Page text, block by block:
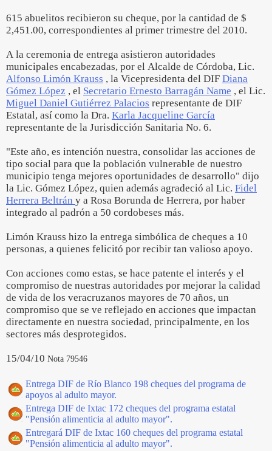
615 abuelitos recibieron su cheque, por la cantidad de $
2,451.00, correspondientes al primer trimestre del 2010.
A la ceremonia de entrega asistieron autoridades
municipales encabezadas, por el Alcalde de Córdoba, Lic.
Alfonso Limón Krauss , la Vicepresidenta del DIF Diana
Gómez López , el Secretario Ernesto Barragán Name , el Lic.
Miguel Daniel Gutiérrez Palacios representante de DIF
Estatal, así como la Dra. Karla Jacqueline García
representante de la Jurisdicción Sanitaria No. 6.
"Este año, es intención nuestra, consolidar las acciones de
tipo social para que la población vulnerable de nuestro
municipio tenga mejores oportunidades de desarrollo" dijo
la Lic. Gómez López, quien además agradeció al Lic. Fidel
Herrera Beltrán y a Rosa Borunda de Herrera, por haber
integrado al padrón a 50 cordobeses más.
Limón Krauss hizo la entrega simbólica de cheques a 10
personas, a quienes felicitó por recibir tan valioso apoyo.
Con acciones como estas, se hace patente el interés y el
compromiso de nuestras autoridades por mejorar la calidad
de vida de los veracruzanos mayores de 70 años, un
compromiso que se ve reflejado en acciones que impactan
directamente en nuestra sociedad, principalmente, en los
sectores más desprotegidos.
15/04/10 Nota 79546
Entrega DIF de Río Blanco 198 cheques del programa de
apoyos al adulto mayor.
Entrega DIF de Ixtac 172 cheques del programa estatal
"Pensión alimenticia al adulto mayor".
Entregará DIF de Ixtac 160 cheques del programa estatal
"Pensión alimenticia al adulto mayor".